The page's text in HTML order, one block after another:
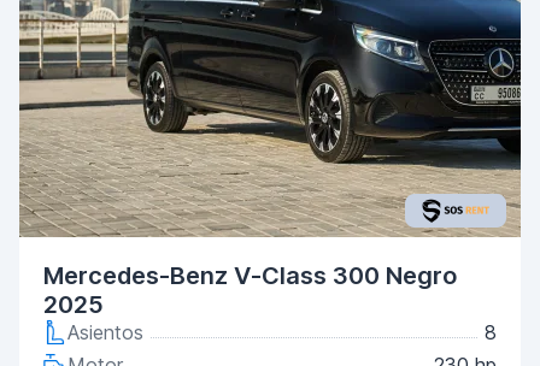
Mercedes-Benz V-Class 300 Negro
2025
Asientos
8